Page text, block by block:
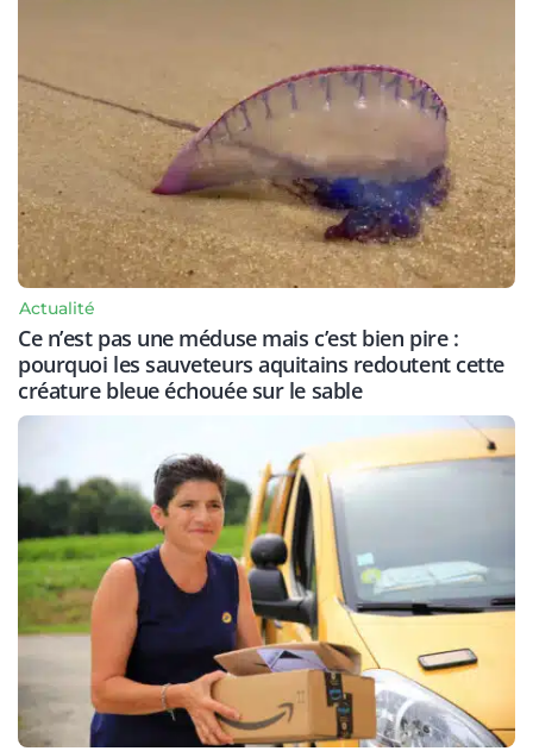
Actualité
Ce n’est pas une méduse mais c’est bien pire :
pourquoi les sauveteurs aquitains redoutent cette
créature bleue échouée sur le sable